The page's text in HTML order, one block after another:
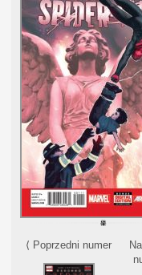
⟨ Poprzedni numer